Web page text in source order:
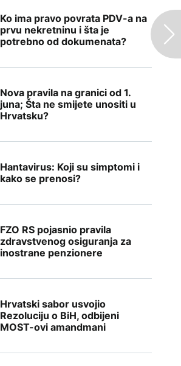
Ko ima pravo povrata PDV-a na
prvu nekretninu i šta je
potrebno od dokumenata?
Nova pravila na granici od 1.
juna; Šta ne smijete unositi u
Hrvatsku?
Hantavirus: Koji su simptomi i
kako se prenosi?
FZO RS pojasnio pravila
zdravstvenog osiguranja za
inostrane penzionere
Hrvatski sabor usvojio
Rezoluciju o BiH, odbijeni
MOST-ovi amandmani